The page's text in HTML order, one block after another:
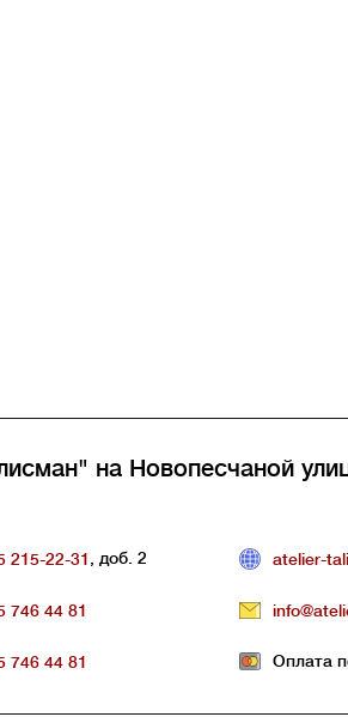
на Новопесчаной
215-22-31 , доб. 2
746 44 81
746 44 81
atelier-
Оплата